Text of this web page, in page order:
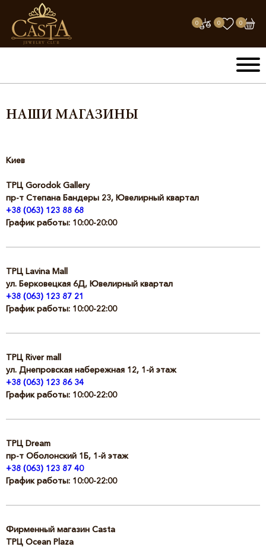
0 0 0
НАШИ МАГАЗИНЫ
Киев
ТРЦ Gorodok Gallery
пр-т Степана Бандеры 23, Ювелирный квартал
+38 (063) 123 88 68
График работы: 10:00-20:00
ТРЦ Lavina Mall
ул. Берковецкая 6Д, Ювелирный квартал
+38 (063) 123 87 21
График работы: 10:00-22:00
ТРЦ River mall
ул. Днепровская набережная 12, 1-й этаж
+38 (063) 123 86 34
График работы: 10:00-22:00
ТРЦ Dream
пр-т Оболонский 1Б, 1-й этаж
+38 (063) 123 87 40
График работы: 10:00-22:00
Фирменный магазин Сasta
ТРЦ Ocean Plaza